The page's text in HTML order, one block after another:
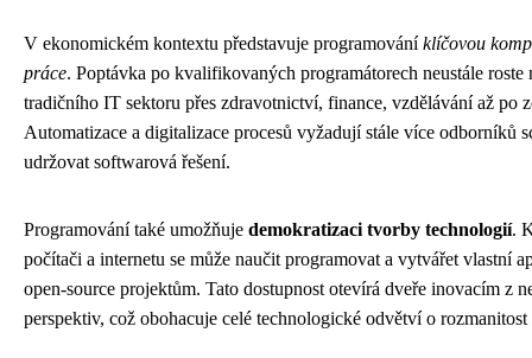
V ekonomickém kontextu představuje programováníklíčovou
práce. Poptávka po kvalifikovaných programátorech neustále
tradičního IT sektoru přes zdravotnictví, finance, vzdělávání až po
Automatizace a digitalizace procesů vyžadují stále více odborníků
udržovat softwarová řešení.
Programování také umožňuje demokratizaci tvorby technologií.
počítači a internetu se může naučit programovat a vytvářet vlastní
open-source projektům. Tato dostupnost otevírá dveře inovacím z
perspektiv, což obohacuje celé technologické odvětví o